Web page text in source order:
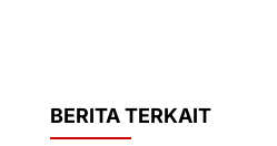
BERITA TERKAIT